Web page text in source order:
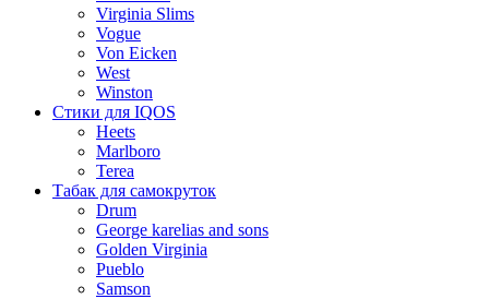
Virginia Slims
Vogue
Von Eicken
West
Winston
Стики для IQOS
Heets
Marlboro
Terea
Табак для самокруток
Drum
George karelias and sons
Golden Virginia
Pueblo
Samson